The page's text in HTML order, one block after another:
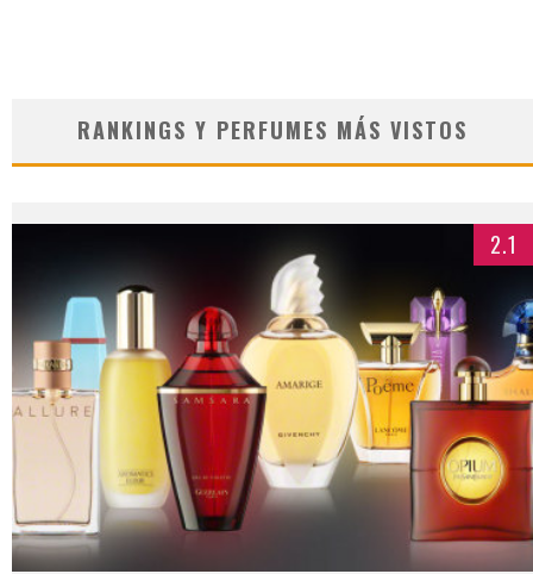
RANKINGS Y PERFUMES MÁS VISTOS
2.1